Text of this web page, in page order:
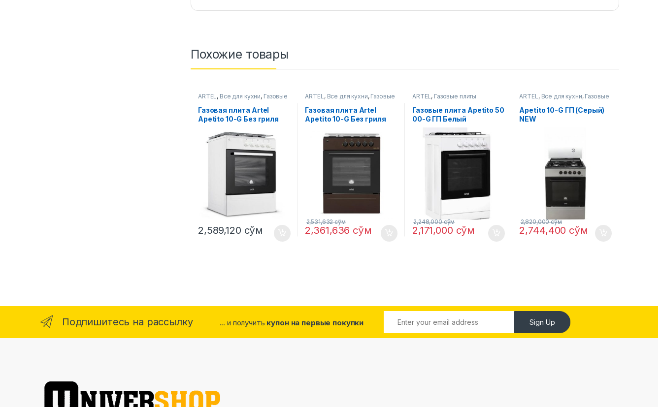
Похожие товары
ARTEL, Все для кухни, Газовые
Газовая плита Artel
Apetito 10-G Без гриля
2,589,120 сўм
ARTEL, Все для кухни, Газовые
Газовая плита Artel
Apetito 10-G Без гриля
2,361,636 сўм
2,531,632сўм
ARTEL, Газовые плиты
Газовые плитa Apetito 50
00-G ГП Белый
2,171,000 сўм
2,248,000сўм
ARTEL, Все для кухни, Газовые
Apetito 10-G ГП (Серый)
NEW
2,744,400 сўм
2,820,000сўм
Подпишитесь на рассылку ... и получить купон на первые покупки Sign Up